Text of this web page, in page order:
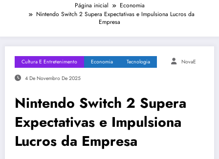
Página inicial
Economia
Nintendo Switch 2 Supera Expectativas e Impulsiona Lucros da
Empresa
Cultura E Entretenimento Economia Tecnologia NovaE
4 De Novembro De 2025
Nintendo Switch 2 Supera
Expectativas e Impulsiona
Lucros da Empresa